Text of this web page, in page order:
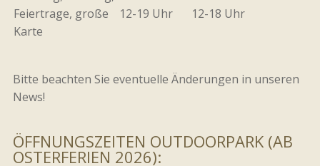
Feiertrage, große
Karte
12-19 Uhr 12-18 Uhr
Bitte beachten Sie eventuelle Änderungen in unseren
News!
ÖFFNUNGSZEITEN OUTDOORPARK (AB
OSTERFERIEN 2026):